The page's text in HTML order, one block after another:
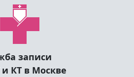
записи
КТ в Москве